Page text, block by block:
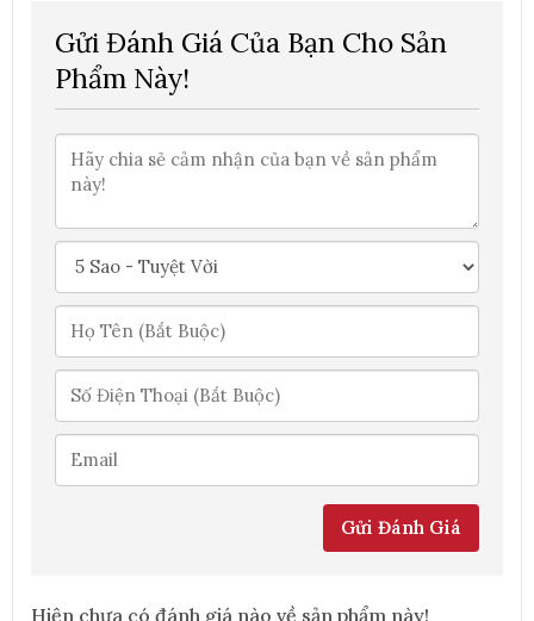
Gửi Đánh Giá Của Bạn Cho Sản
Phẩm Này!
Gửi Đánh Giá
Hiện chưa có đánh giá nào về sản phẩm này!